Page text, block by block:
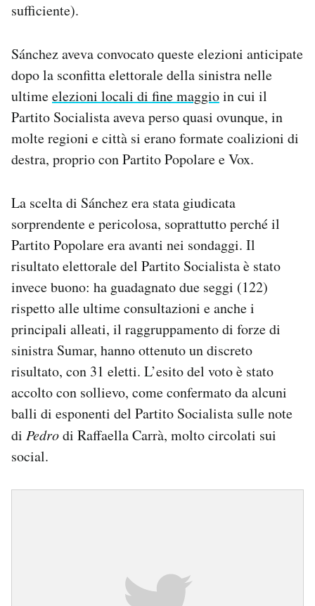
sufficiente).
Sánchez aveva convocato queste elezioni anticipate
dopo la sconfitta elettorale della sinistra nelle
ultimeelezioni locali di fine maggioin cui il
Partito Socialista aveva perso quasi ovunque, in
molte regioni e città si erano formate coalizioni di
destra, proprio con Partito Popolare e Vox.
La scelta di Sánchez era stata giudicata
sorprendente e pericolosa, soprattutto perché il
Partito Popolare era avanti nei sondaggi. Il
risultato elettorale del Partito Socialista è stato
invece buono: ha guadagnato due seggi (122)
rispetto alle ultime consultazioni e anche i
principali alleati, il raggruppamento di forze di
sinistra Sumar, hanno ottenuto un discreto
risultato, con 31 eletti. L’esito del voto è stato
accolto con sollievo, come confermato da alcuni
balli di esponenti del Partito Socialista sulle note
di Pedrodi Raffaella Carrà, molto circolati sui
social.